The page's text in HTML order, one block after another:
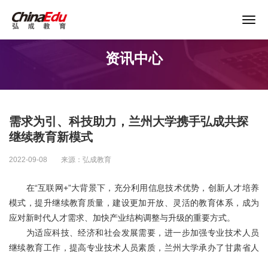
企业培训
教育产品
课程资源
资讯中心
需求为引、科技助力，兰州大学携手弘成共探
继续教育新模式
2022-09-08 来源：弘成教育
在“互联网+”大背景下，充分利用信息技术优势，创新人才培养
模式，提升继续教育质量，建设更加开放、灵活的教育体系，成为
应对新时代人才需求、加快产业结构调整与升级的重要方式。
为适应科技、经济和社会发展需要，进一步加强专业技术人员
继续教育工作，提高专业技术人员素质，兰州大学承办了甘肃省人